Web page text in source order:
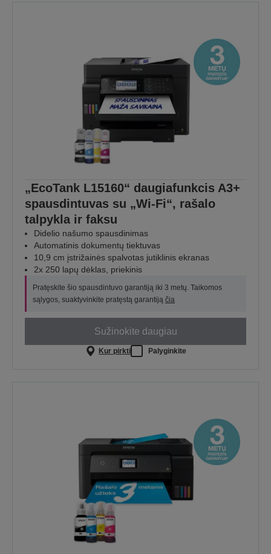
„EcoTank L15160“ daugiafunkcis A3+
spausdintuvas su „Wi-Fi“, rašalo
talpykla ir faksu
Didelio našumo spausdinimas
Automatinis dokumentų tiektuvas
10,9 cm įstrižainės spalvotas jutiklinis ekranas
2x 250 lapų dėklas, priekinis
Pratęskite šio spausdintuvo garantiją iki 3 metų. Taikomos
sąlygos, suaktyvinkite pratęstą garantiją čia
Sužinokite daugiau
Kur pirkti Palyginkite